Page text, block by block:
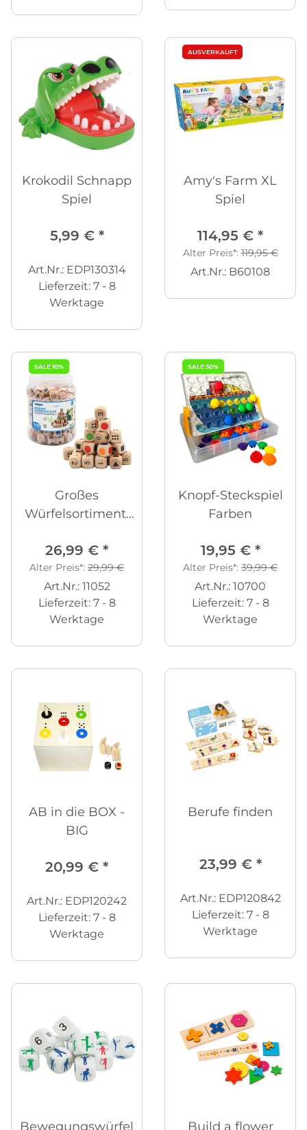
Krokodil Schnapp
Spiel
5,99 € *
Art.Nr.: EDP130314
Lieferzeit: 7 - 8
Werktage
AUSVERKAUFT
Amy's Farm XL
Spiel
114,95 € *
Alter Preis*:119,95 €
Art.Nr.: B60108
SALE 10%
Großes
Würfelsortiment,
26,99 € *
Alter Preis*: 29,99 €
Art.Nr.: 11052
Lieferzeit: 7 - 8
Werktage
SALE 50%
Knopf-Steckspiel
Farben
19,95 € *
Alter Preis*: 39,99 €
Art.Nr.: 10700
Lieferzeit: 7 - 8
Werktage
AB in die BOX -
BIG
20,99 € *
Art.Nr.: EDP120242
Lieferzeit: 7 - 8
Werktage
Berufe finden
23,99 € *
Art.Nr.: EDP120842
Lieferzeit: 7 - 8
Werktage
Bewegungswürfel Build a flower